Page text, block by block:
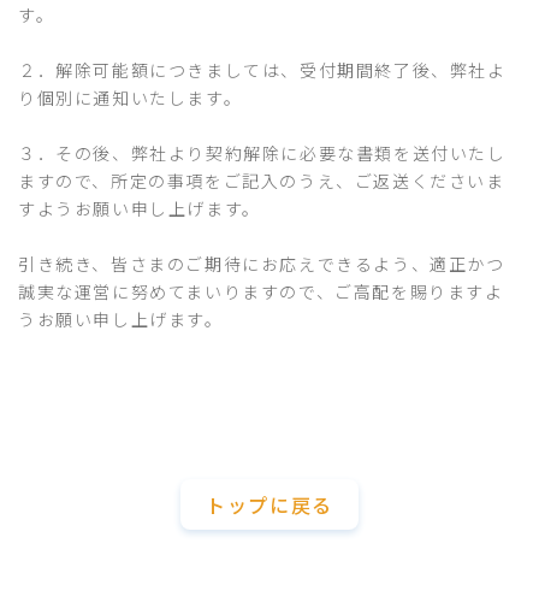
す。
２．解除可能額につきましては、受付期間終了後、弊社よ
り個別に通知いたします。
３．その後、弊社より契約解除に必要な書類を送付いたし
ますので、所定の事項をご記入のうえ、ご返送くださいま
すようお願い申し上げます。
引き続き、皆さまのご期待にお応えできるよう、適正かつ
誠実な運営に努めてまいりますので、ご高配を賜りますよ
うお願い申し上げます。
トップに戻る